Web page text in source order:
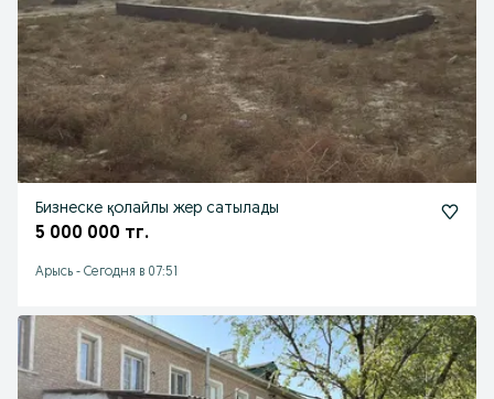
Бизнеске қолайлы жер сатылады
5 000 000 тг.
Арысь - Сегодня в 07:51